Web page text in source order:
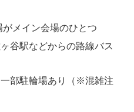
メイン会場のひとつ
谷駅などからの路線バス
一部駐輪場あり（※混雑注